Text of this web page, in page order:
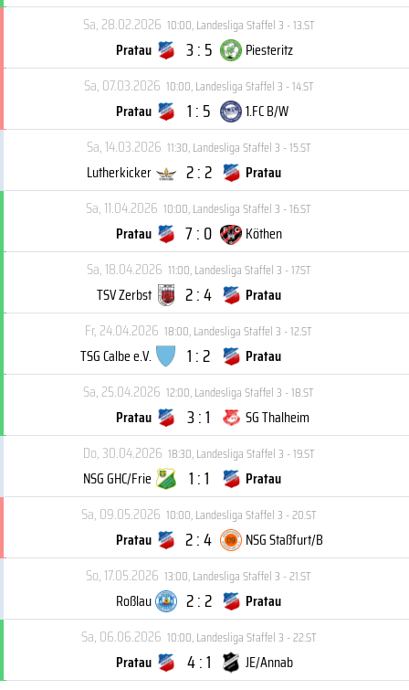
Sa, 28.02.2026 10:00,Landesliga Staffel 3 - 13.ST
Pratau 3 : 5
Piesteritz
Sa, 07.03.2026 10:00,Landesliga Staffel 3 - 14.ST
Pratau 1 : 5
1.FC B/W
Sa, 14.03.2026 11:30,Landesliga Staffel 3 - 15.ST
Lutherkicker 2 : 2
Pratau
Sa, 11.04.2026 10:00,Landesliga Staffel 3 - 16.ST
Pratau 7 : 0
Köthen
Sa, 18.04.2026 11:00,Landesliga Staffel 3 - 17.ST
TSV Zerbst 2 : 4
Pratau
Fr, 24.04.2026 18:00,Landesliga Staffel 3 - 12.ST
TSG Calbe e.V. 1 : 2
Pratau
Sa, 25.04.2026 12:00,Landesliga Staffel 3 - 18.ST
Pratau 3 : 1
SG Thalheim
Do, 30.04.2026 18:30,Landesliga Staffel 3 - 19.ST
NSG GHC/Frie 1 : 1
Pratau
Sa, 09.05.2026 10:00,Landesliga Staffel 3 - 20.ST
Pratau 2 : 4
NSG Staßfurt/B
So, 17.05.2026 13:00,Landesliga Staffel 3 - 21.ST
Roßlau 2 : 2
Pratau
Sa, 06.06.2026 10:00,Landesliga Staffel 3 - 22.ST
Pratau 4 : 1 JE/Annab